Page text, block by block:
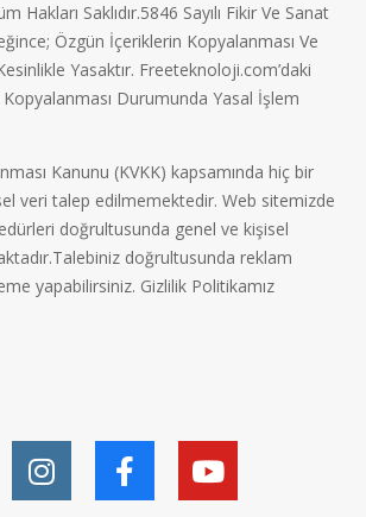
Hakları Saklıdır.5846 Sayılı Fikir Ve Sanat
Özgün İçeriklerin Kopyalanması Ve
Yasaktır. Freeteknoloji.com’daki
Kopyalanması Durumunda Yasal İşlem
Kanunu (KVKK) kapsamında hiç bir
veri talep edilmemektedir. Web sitemizde
doğrultusunda genel ve kişisel
doğrultusunda reklam
yapabilirsiniz. Gizlilik Politikamız